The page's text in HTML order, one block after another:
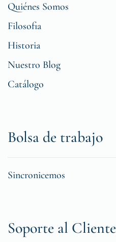
Quiénes Somos
Filosofia
Historia
Nuestro Blog
Catálogo
Bolsa de trabajo
Sincronicemos
Soporte al Cliente